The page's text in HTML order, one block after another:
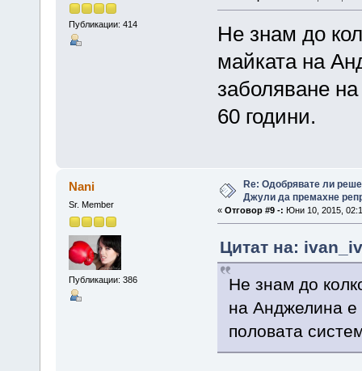
Публикации: 414
Не знам до
майката на
заболяване
60 години.
Nani
Sr. Member
Публикации: 386
Re: Одобрявате ли
Джули да премахне
« Отговор #9 -: Юни 10, 2015,
Цитат на:
Не знам до
на Анджелина е
половата